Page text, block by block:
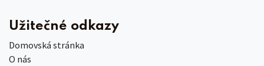
Užitečné odkazy
Domovská stránka
O nás